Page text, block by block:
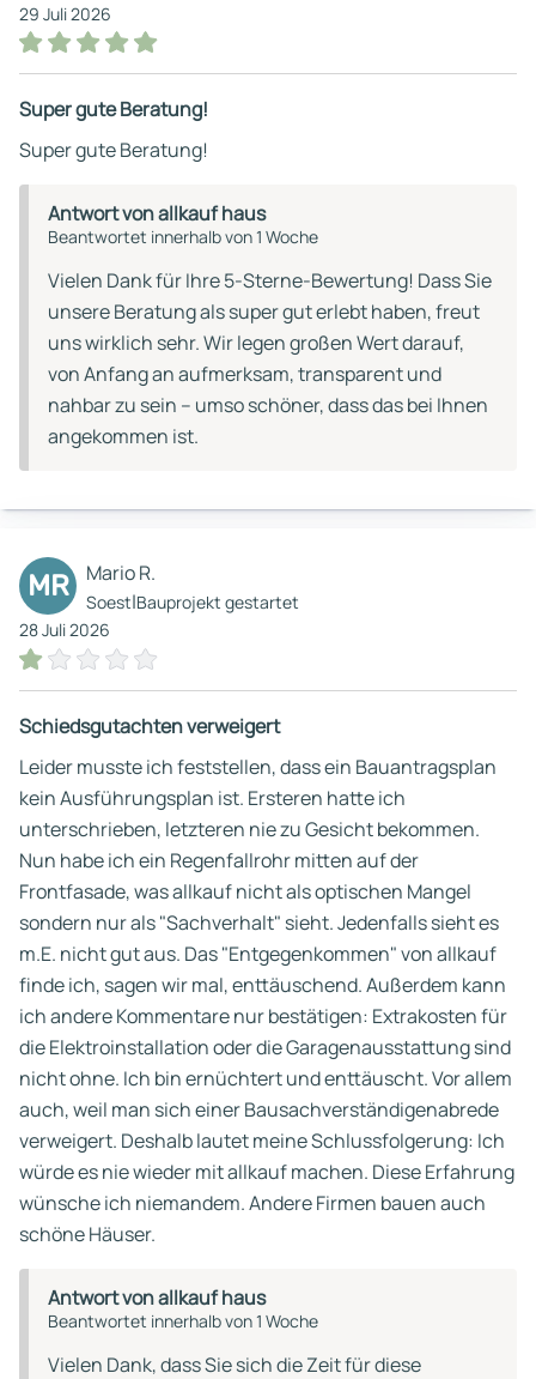
29 Juli 2026
Super gute Beratung!
Super gute Beratung!
Antwort von allkauf haus
Beantwortet innerhalb von 1 Woche
Vielen Dank für Ihre 5-Sterne-Bewertung! Dass Sie
unsere Beratung als super gut erlebt haben, freut
uns wirklich sehr. Wir legen großen Wert darauf,
von Anfang an aufmerksam, transparent und
nahbar zu sein – umso schöner, dass das bei Ihnen
angekommen ist.
MR Mario R.
Soest|Bauprojekt gestartet
28 Juli 2026
Schiedsgutachten verweigert
Leider musste ich feststellen, dass ein Bauantragsplan
kein Ausführungsplan ist. Ersteren hatte ich
unterschrieben, letzteren nie zu Gesicht bekommen.
Nun habe ich ein Regenfallrohr mitten auf der
Frontfasade, was allkauf nicht als optischen Mangel
sondern nur als "Sachverhalt" sieht. Jedenfalls sieht es
m.E. nicht gut aus. Das "Entgegenkommen" von allkauf
finde ich, sagen wir mal, enttäuschend. Außerdem kann
ich andere Kommentare nur bestätigen: Extrakosten für
die Elektroinstallation oder die Garagenausstattung sind
nicht ohne. Ich bin ernüchtert und enttäuscht. Vor allem
auch, weil man sich einer Bausachverständigenabrede
verweigert. Deshalb lautet meine Schlussfolgerung: Ich
würde es nie wieder mit allkauf machen. Diese Erfahrung
wünsche ich niemandem. Andere Firmen bauen auch
schöne Häuser.
Antwort von allkauf haus
Beantwortet innerhalb von 1 Woche
Vielen Dank, dass Sie sich die Zeit für diese